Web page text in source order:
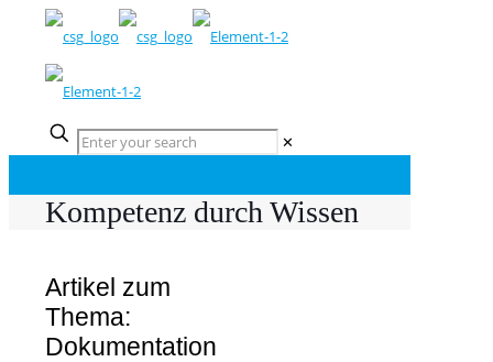
✕
Kompetenz durch Wissen
Artikel zum
Thema:
Dokumentation